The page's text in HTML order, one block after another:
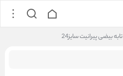
تابه بیضی پیرانیت سایز24